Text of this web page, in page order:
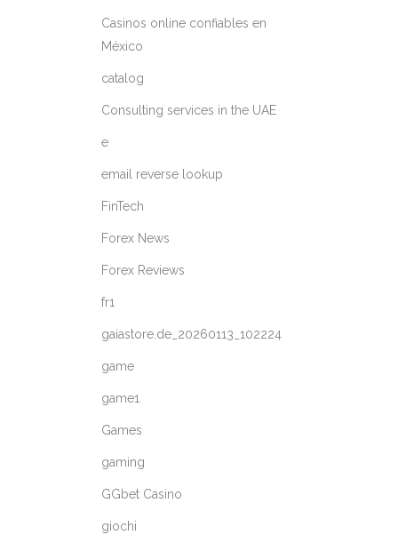
Casinos online confiables en
México
catalog
Consulting services in the UAE
e
email reverse lookup
FinTech
Forex News
Forex Reviews
fr1
gaiastore.de_20260113_102224
game
game1
Games
gaming
GGbet Casino
giochi